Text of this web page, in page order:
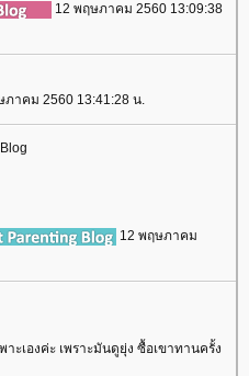
12 พฤษภาคม 2560 13:09:38
ภาคม 2560 13:41:28 น.
12 พฤษภาคม
ะเองค่ะ เพราะมันดูยุ่ง ซื้อเขาทานครั้ง